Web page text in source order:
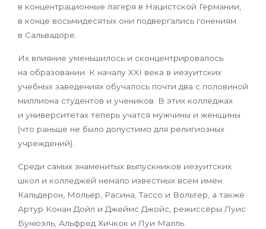
в концентрационные лагеря в Нацистской Германии,
в конце восьмидесятых они подвергались гонениям
в Сальвадоре.
Их влияние уменьшилось и сконцентрировалось
на образовании. К началу XXI века в иезуитских
учебных заведениях обучалось почти два с половиной
миллиона студентов и учеников. В этих колледжах
и университетах теперь учатся мужчины и женщины
(что раньше не было допустимо для религиозных
учреждений).
Среди самых знаменитых выпускников иезуитских
школ и колледжей немало известных всем имён:
Кальдерон, Мольер, Расина, Тассо и Вольтер, а также
Артур Конан Дойл и Джеймс Джойс, режиссёры Луис
Бунюэль, Альфред Хичкок и Луи Малль.